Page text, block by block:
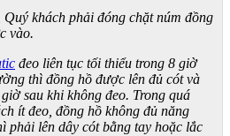
khách phải đóng chặt núm đồng
vào.
đeo liên tục tối thiểu trong 8 giờ
thì đồng hồ được lên đủ cót và
sau khi không đeo. Trong quá
ít đeo, đồng hồ không đủ năng
phải lên dây cót bằng tay hoặc lắc